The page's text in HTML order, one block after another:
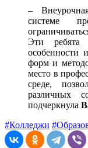
–
системе
Эти ребята
особенности
форм и
место в
среде,
различных
подчеркнула
#Колледжи